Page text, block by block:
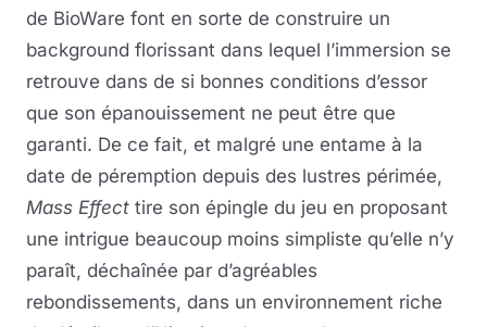
de BioWare font en sorte de construire un
background florissant dans lequel l’immersion se
retrouve dans de si bonnes conditions d’essor
que son épanouissement ne peut être que
garanti. De ce fait, et malgré une entame à la
date de péremption depuis des lustres périmée,
Mass Effect tire son épingle du jeu en proposant
une intrigue beaucoup moins simpliste qu’elle n’y
paraît, déchaînée par d’agréables
rebondissements, dans un environnement riche